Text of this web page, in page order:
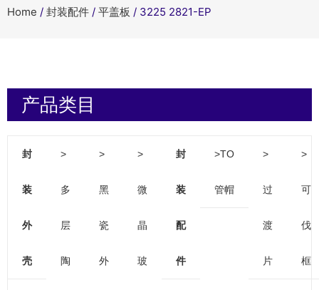
Home / 封装配件 / 平盖板 / 3225 2821-EP
产品类目
封
装
外
壳
>
多
层
陶
>
黑
瓷
外
>
微
晶
玻
封
装
配
件
>TO
管帽
>
过
渡
片
>
可
伐
框